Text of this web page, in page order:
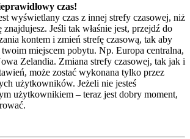
czas!
wyświetlany czas z innej strefy czasowej, niż
Jeśli tak właśnie jest, przejdź do
kontem i zmień strefę czasową, tak aby
twoim miejscem pobytu. Np. Europa centralna,
Zelandia. Zmiana strefy czasowej, tak jak i
może zostać wykonana tylko przez
użytkowników. Jeżeli nie jesteś
użytkownikiem – teraz jest dobry moment,